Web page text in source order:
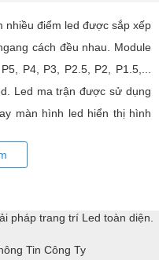
nhiều điểm led được sắp xếp
cách đều nhau. Module
P4, P3, P2.5, P2, P1.5,...
Led ma trận được sử dụng
màn hình led hiển thị hình
An cung cấp tất cả các
chuyên sâu cho các
pháp trang trí Led toàn diện.
Tin Công Ty